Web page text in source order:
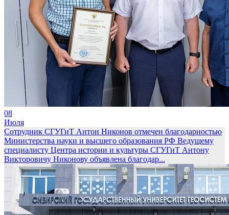
08
Июля
Сотрудник СГУГиТ Антон Никонов отмечен благодарностью
Министерства науки и высшего образования РФ Ведущему
специалисту Центра истории и культуры СГУГиТ Антону
Викторовичу Никонову объявлена благодар...